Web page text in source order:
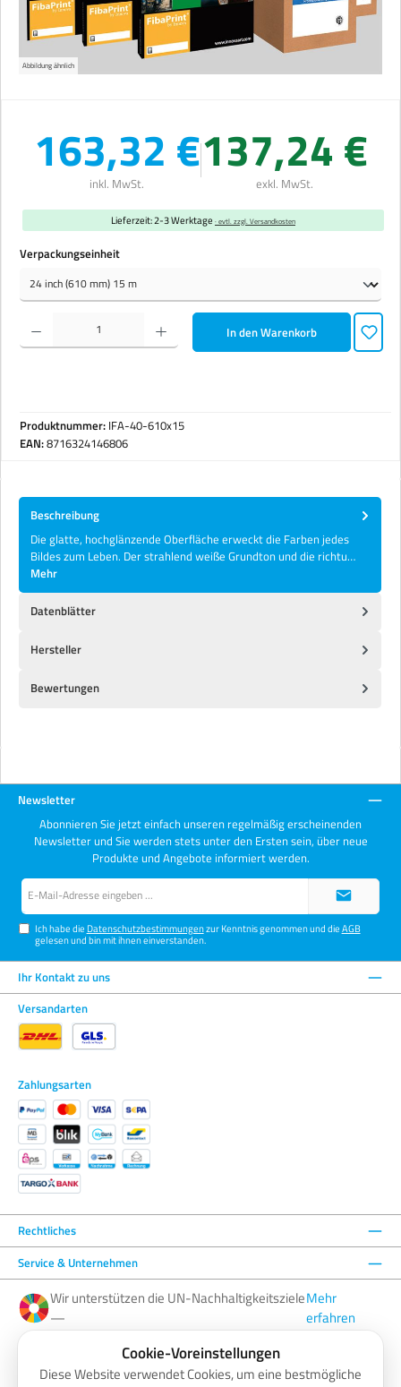
Abbildung ähnlich
163,32 €
inkl. MwSt.
137,24 €
exkl. MwSt.
Lieferzeit: 2-3 Werktage · evtl. zzgl. Versandkosten
Verpackungseinheitauswählen
Produkt Anzahl: Gib den gewünschten Wert ein oder benutze die Schaltflächen um die Anzahl zu
In den Warenkorb
Produktnummer: IFA-40-610x15
EAN:8716324146806
Beschreibung
Die glatte, hochglänzende Oberfläche erweckt die Farben jedes
Bildes zum Leben. Der strahlend weiße Grundton und die richtu…
Mehr
Datenblätter
Hersteller
Bewertungen
Newsletter
Abonnieren Sie jetzt einfach unseren regelmäßig erscheinenden
Newsletter und Sie werden stets unter den Ersten sein, über neue
Produkte und Angebote informiert werden.
Ich habe die Datenschutzbestimmungenzur Kenntnis genommen und dieAGB
gelesen und bin mit ihnen einverstanden.
Ihr Kontakt zu uns
Versandarten
Zahlungsarten
Rechtliches
Service & Unternehmen
Wir unterstützen die UN-Nachhaltigkeitsziele
—
Mehr
erfahren
Facebook Instagram YouTube LinkedIn
Cookie-Voreinstellungen
Diese Website verwendet Cookies, um eine bestmögliche